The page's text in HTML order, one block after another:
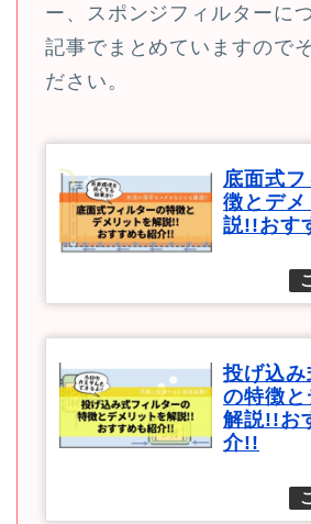
ー、スポンジフィルターに
記事でまとめていますので
ださい。
底面式
徴とデ
説!!おす
投げ込
の特徴
解説!!お
介!!